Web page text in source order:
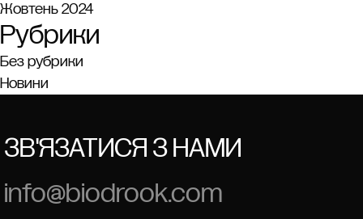
Жовтень 2024
Рубрики
Без рубрики
Новини
ЗВ'ЯЗАТИСЯ З НАМИ
info@biodrook.com